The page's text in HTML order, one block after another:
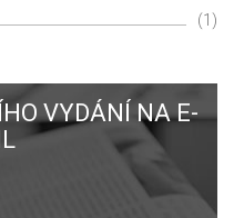
(1)
VYDÁNÍ NA E-